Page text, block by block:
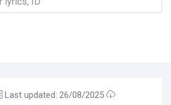
Last updated: 26/08/2025